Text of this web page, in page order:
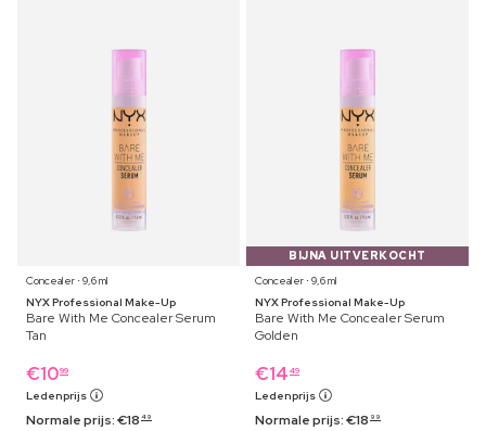
Concealer ⋅ 9,6 ml
NYX Professional Make-Up
Bare With Me Concealer Serum
Tan
€1099
Ledenprijs
Normale prijs:€18 49
BIJNA UITVERKOCHT
Concealer ⋅ 9,6 ml
NYX Professional Make-Up
Bare With Me Concealer Serum
Golden
€14 49
Ledenprijs
Normale prijs:€18 99